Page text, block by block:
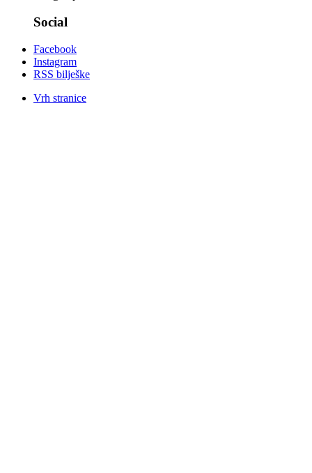
Social
Facebook
Instagram
RSS bilješke
Vrh stranice